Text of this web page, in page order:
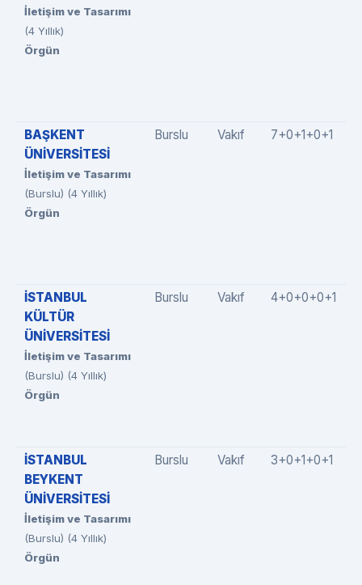
İletişim ve Tasarımı
(4 Yıllık)
Örgün
BAŞKENT
ÜNİVERSİTESİ
İletişim ve Tasarımı
(Burslu) (4 Yıllık)
Örgün
Burslu Vakıf 7+0+1+0+1
İSTANBUL
KÜLTÜR
ÜNİVERSİTESİ
İletişim ve Tasarımı
(Burslu) (4 Yıllık)
Örgün
Burslu Vakıf 4+0+0+0+1
İSTANBUL
BEYKENT
ÜNİVERSİTESİ
İletişim ve Tasarımı
(Burslu) (4 Yıllık)
Örgün
Burslu Vakıf 3+0+1+0+1